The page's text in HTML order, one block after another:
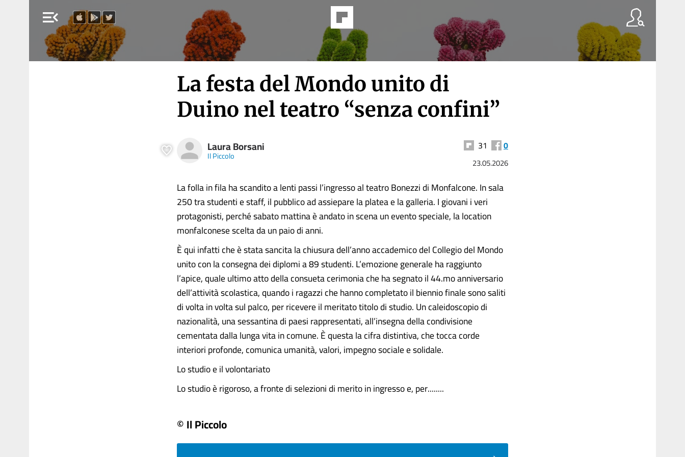
menu_open
La festa del Mondo unito di
Duino nel teatro “senza confini”
Laura Borsani
Il Piccolo
31 0
23.05.2026
La folla in fila ha scandito a lenti passi l’ingresso al teatro Bonezzi di Monfalcone. In sala
250 tra studenti e staff, il pubblico ad assiepare la platea e la galleria. I giovani i veri
protagonisti, perché sabato mattina è andato in scena un evento speciale, la location
monfalconese scelta da un paio di anni.
È qui infatti che è stata sancita la chiusura dell’anno accademico del Collegio del Mondo
unito con la consegna dei diplomi a 89 studenti. L’emozione generale ha raggiunto
l’apice, quale ultimo atto della consueta cerimonia che ha segnato il 44.mo anniversario
dell’attività scolastica, quando i ragazzi che hanno completato il biennio finale sono saliti
di volta in volta sul palco, per ricevere il meritato titolo di studio. Un caleidoscopio di
nazionalità, una sessantina di paesi rappresentati, all’insegna della condivisione
cementata dalla lunga vita in comune. È questa la cifra distintiva, che tocca corde
interiori profonde, comunica umanità, valori, impegno sociale e solidale.
Lo studio e il volontariato
Lo studio è rigoroso, a fronte di selezioni di merito in ingresso e, per........
© Il Piccolo